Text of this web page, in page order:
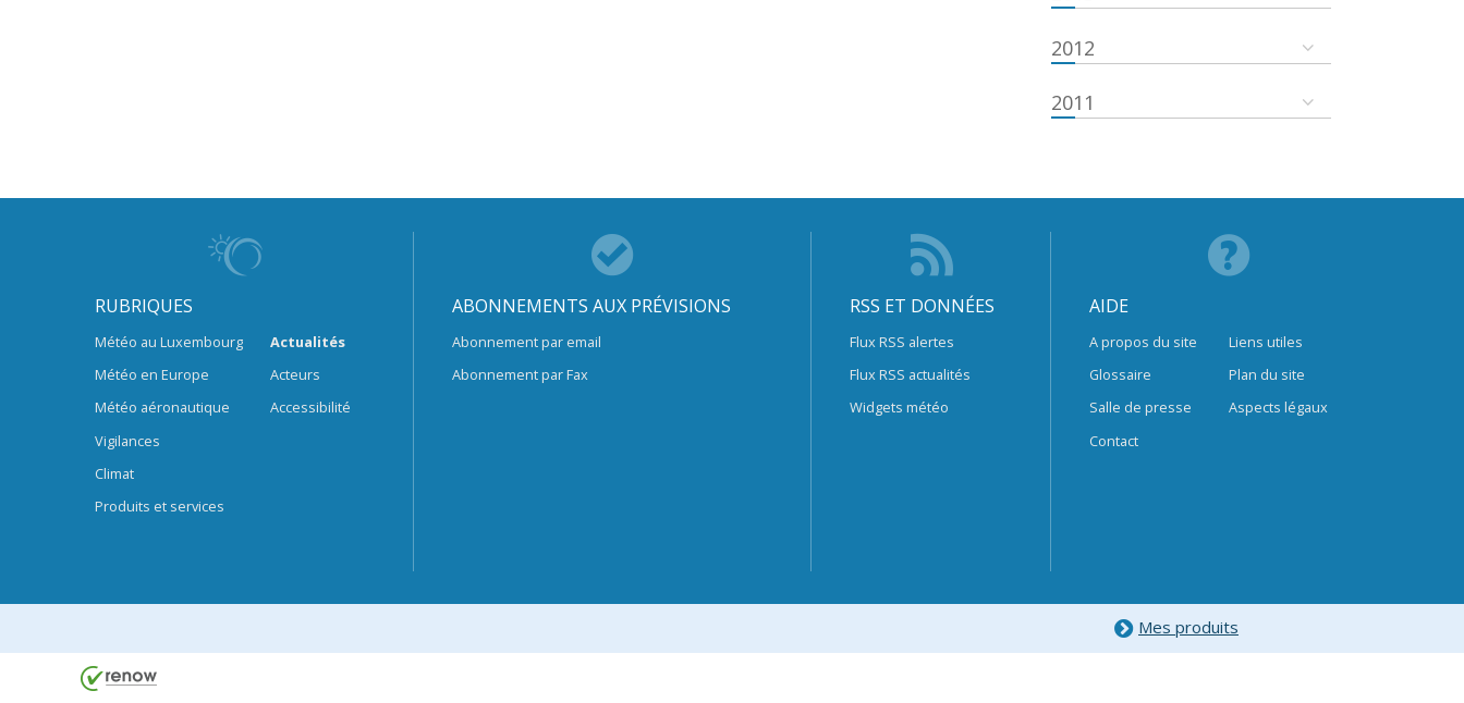
2012
2011
RUBRIQUES
Météo au Luxembourg
Météo en Europe
Météo aéronautique
Vigilances
Climat
Produits et services
Actualités
Acteurs
Accessibilité
ABONNEMENTS AUX PRÉVISIONS
Abonnement par email
Abonnement par Fax
RSS ET DONNÉES
Flux RSS alertes
Flux RSS actualités
Widgets météo
AIDE
A propos du site
Glossaire
Salle de presse
Contact
Liens utiles
Plan du site
Aspects légaux
Mes produits